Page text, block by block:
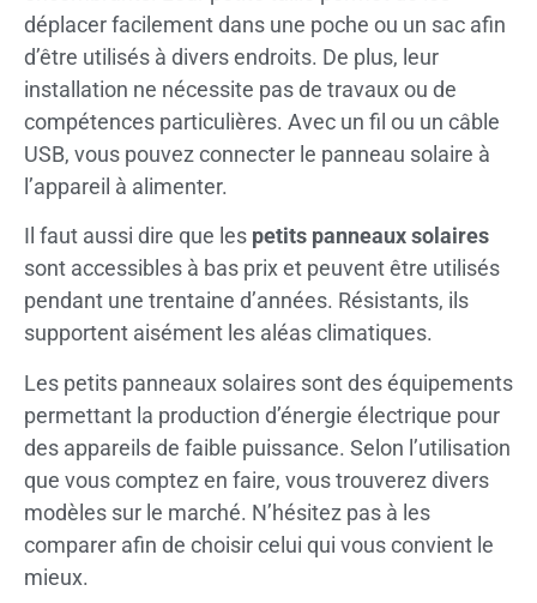
déplacer facilement dans une poche ou un sac afin
d’être utilisés à divers endroits. De plus, leur
installation ne nécessite pas de travaux ou de
compétences particulières. Avec un fil ou un câble
USB, vous pouvez connecter le panneau solaire à
l’appareil à alimenter.
Il faut aussi dire que les petits panneaux solaires
sont accessibles à bas prix et peuvent être utilisés
pendant une trentaine d’années. Résistants, ils
supportent aisément les aléas climatiques.
Les petits panneaux solaires sont des équipements
permettant la production d’énergie électrique pour
des appareils de faible puissance. Selon l’utilisation
que vous comptez en faire, vous trouverez divers
modèles sur le marché. N’hésitez pas à les
comparer afin de choisir celui qui vous convient le
mieux.